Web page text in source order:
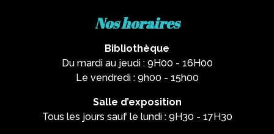
Nos horaires
Bibliothèque
Du mardi au jeudi : 9H00 - 16H00
Le vendredi : 9h00 - 15h00
Salle d’exposition
Tous les jours sauf le lundi : 9H30 - 17H30